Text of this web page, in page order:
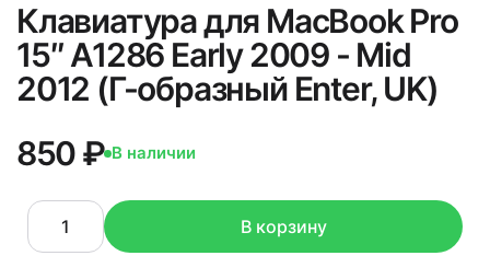
Клавиатура для MacBook Pro
15″ A1286 Early 2009 - Mid
2012 (Г-образный Enter, UK)
850 ₽ В наличии
В корзину